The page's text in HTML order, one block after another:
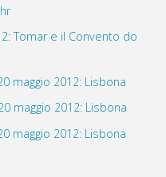
Tomar e il Convento do
maggio 2012: Lisbona
maggio 2012: Lisbona
maggio 2012: Lisbona